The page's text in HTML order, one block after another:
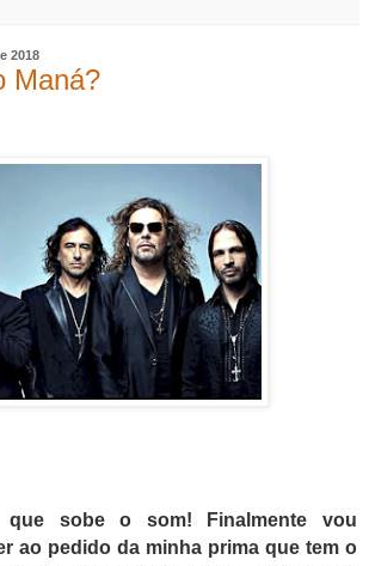
2018
Maná?
que sobe o som! Finalmente vou
ao pedido da minha prima que tem o